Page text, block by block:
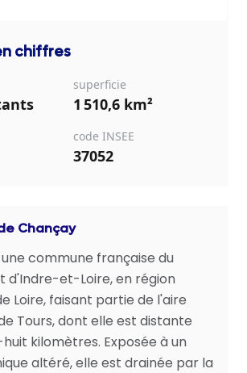
chiffres
superficie
1 510,6 km²
code INSEE
37052
Chançay
commune française du
d'Indre-et-Loire, en région
Loire, faisant partie de l'aire
Tours, dont elle est distante
kilomètres. Exposée à un
altéré, elle est drainée par la